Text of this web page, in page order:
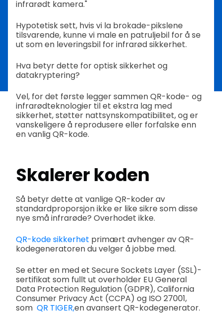
infrarødt kamera."
Hypotetisk sett, hvis vi la brokade-pikslene
tilsvarende, kunne vi male en patruljebil for å se
ut som en leveringsbil for infrarød sikkerhet.
Hva betyr dette for optisk sikkerhet og
datakryptering?
Vel, for det første legger sammen QR-kode- og
infrarødteknologier til et ekstra lag med
sikkerhet, støtter nattsynskompatibilitet, og er
vanskeligere å reprodusere eller forfalske enn
en vanlig QR-kode.
Skalerer koden
Så betyr dette at vanlige QR-koder av
standardproporsjon ikke er like sikre som disse
nye små infrarøde? Overhodet ikke.
QR-kode sikkerhet primært avhenger av QR-
kodegeneratoren du velger å jobbe med.
Se etter en med et Secure Sockets Layer (SSL)-
sertifikat som fullt ut overholder EU General
Data Protection Regulation (GDPR), California
Consumer Privacy Act (CCPA) og ISO 27001,
som QR TIGER,en avansert QR-kodegenerator.